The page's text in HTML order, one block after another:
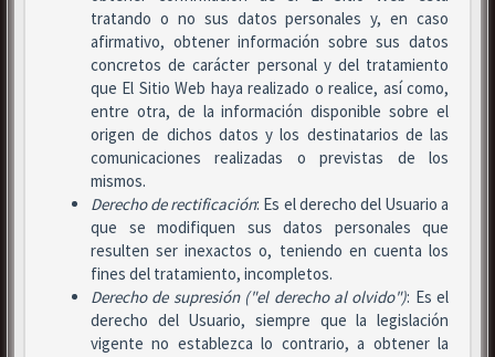
tratando o no sus datos personales y, en caso
afirmativo, obtener información sobre sus datos
concretos de carácter personal y del tratamiento
que El Sitio Web haya realizado o realice, así como,
entre otra, de la información disponible sobre el
origen de dichos datos y los destinatarios de las
comunicaciones realizadas o previstas de los
mismos.
Derecho de rectificación: Es el derecho del Usuario a
que se modifiquen sus datos personales que
resulten ser inexactos o, teniendo en cuenta los
fines del tratamiento, incompletos.
Derecho de supresión ("el derecho al olvido"): Es el
derecho del Usuario, siempre que la legislación
vigente no establezca lo contrario, a obtener la